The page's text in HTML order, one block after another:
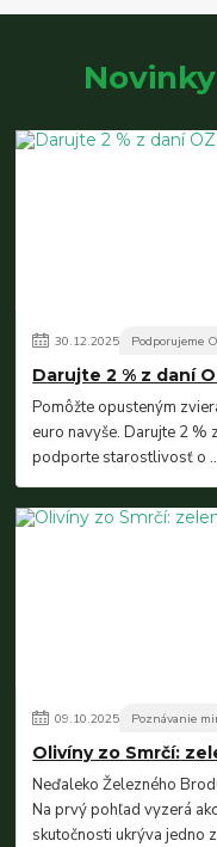
30.12.2025 Podporujeme
Darujte 2 % z daní
Pomôžte opusteným
euro navyše. Darujte 2 %
podporte starostlivosť o
09.10.2025 Poznávanie
Olivíny zo Smrčí:
Neďaleko Železného
Na prvý pohľad vyzerá
skutočnosti ukrýva jedno